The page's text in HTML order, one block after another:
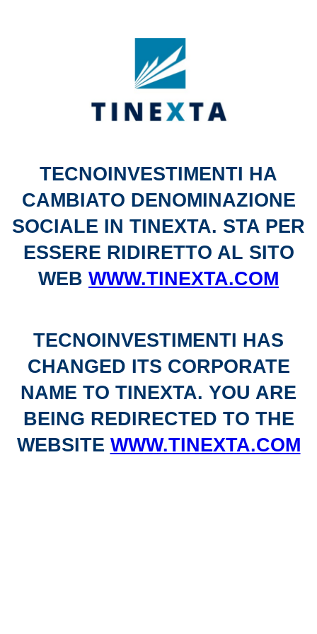
TECNOINVESTIMENTI HA
CAMBIATO DENOMINAZIONE
SOCIALE IN TINEXTA. STA PER
ESSERE RIDIRETTO AL SITO
WEB WWW.TINEXTA.COM
TECNOINVESTIMENTI HAS
CHANGED ITS CORPORATE
NAME TO TINEXTA. YOU ARE
BEING REDIRECTED TO THE
WEBSITE WWW.TINEXTA.COM